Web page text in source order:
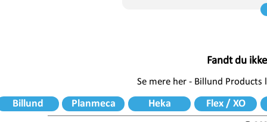
Fandt du
Se mere her - Billund
Billund Planmeca Heka Flex / XO